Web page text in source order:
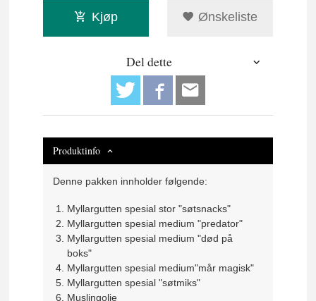
Kjøp Ønskeliste
Del dette
Produktinfo
Denne pakken innholder følgende:
Myllargutten spesial stor "søtsnacks"
Myllargutten spesial medium "predator"
Myllargutten spesial medium "død på
boks"
Myllargutten spesial medium"mår magisk"
Myllargutten spesial "søtmiks"
Muslingolje